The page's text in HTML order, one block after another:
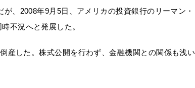
、2008年9月5日、アメリカの投資銀行のリーマン・
不況へと発展した。
産した。株式公開を行わず、金融機関との関係も浅い